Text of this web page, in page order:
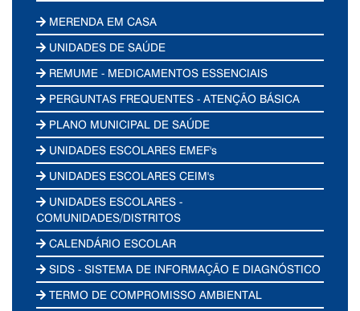
MERENDA EM CASA
UNIDADES DE SAÚDE
REMUME - MEDICAMENTOS ESSENCIAIS
PERGUNTAS FREQUENTES - ATENÇÃO BÁSICA
PLANO MUNICIPAL DE SAÚDE
UNIDADES ESCOLARES EMEF's
UNIDADES ESCOLARES CEIM's
UNIDADES ESCOLARES -
COMUNIDADES/DISTRITOS
CALENDÁRIO ESCOLAR
SIDS - SISTEMA DE INFORMAÇÃO E DIAGNÓSTICO
TERMO DE COMPROMISSO AMBIENTAL